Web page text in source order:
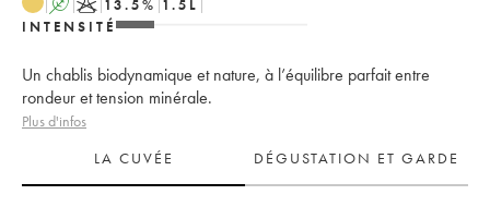
A K 13.5% 1.5 L
INTENSITÉ
Un chablis biodynamique et nature, à l’équilibre parfait entre
rondeur et tension minérale.
Plus d'infos
LA CUVÉE
DÉGUSTATION ET GARDE